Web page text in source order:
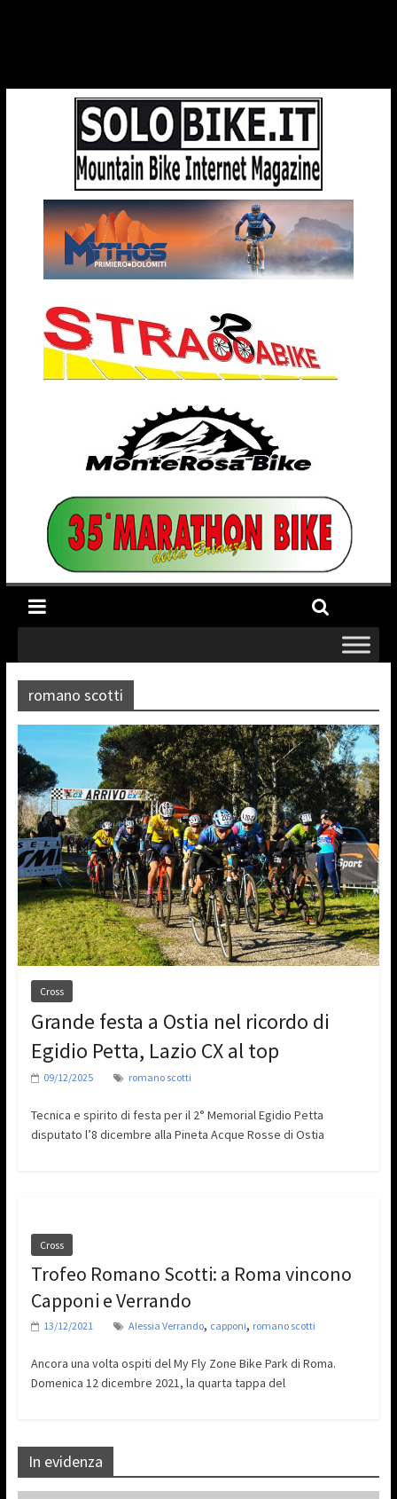
romano scotti
Cross
Grande festa a Ostia nel ricordo di
Egidio Petta, Lazio CX al top
09/12/2025 romano scotti
Tecnica e spirito di festa per il 2° Memorial Egidio Petta
disputato l’8 dicembre alla Pineta Acque Rosse di Ostia
Cross
Trofeo Romano Scotti: a Roma vincono
Capponi e Verrando
13/12/2021 Alessia Verrando, capponi, romano scotti
Ancora una volta ospiti del My Fly Zone Bike Park di Roma.
Domenica 12 dicembre 2021, la quarta tappa del
In evidenza